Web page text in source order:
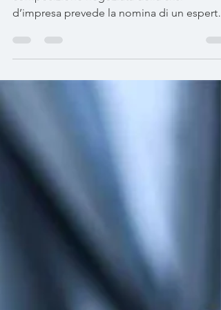
La nuova procedura in materia di
composizione negoziata della crisi
d’impresa prevede la nomina di un esperto
che faciliti le trattative...